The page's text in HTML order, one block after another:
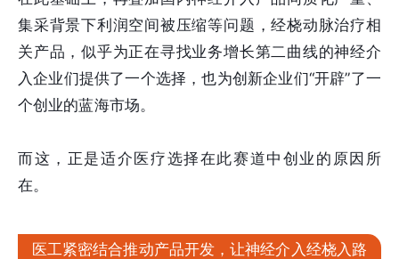
集采背景下利润空间被压缩等问题，经桡动脉治疗相
关产品，似乎为正在寻找业务增长第二曲线的神经介
入企业们提供了一个选择，也为创新企业们“开辟”了一
个创业的蓝海市场。
而这，正是适介医疗选择在此赛道中创业的原因所
在。
医工紧密结合推动产品开发，让神经介入经桡入路